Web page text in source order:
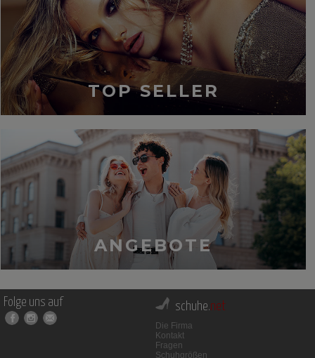
TOP SELLER
ANGEBOTE
Folge uns auf schuhe.net
Die Firma
Kontakt
Fragen
Schuhgrößen